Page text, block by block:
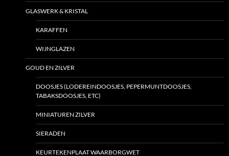
GLASWERK & KRISTAL
KARAFFEN
WIJNGLAZEN
GOUD EN ZILVER
DOOSJES (LODEREINDOOSJES, PEPERMUNTDOOSJES,
TABAKSDOOSJES, ETC)
MINIATUREN ZILVER
SIERADEN
KEURTEKENPLAAT WAARBORGWET